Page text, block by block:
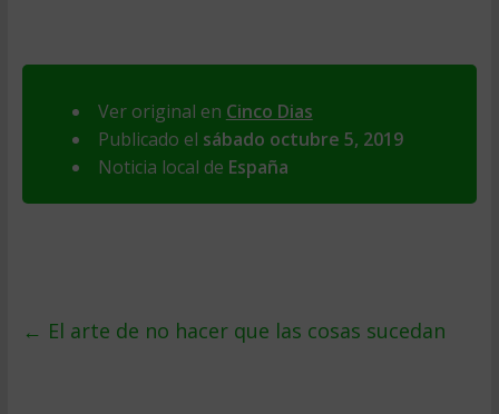
Ver original en Cinco Dias
Publicado el sábado octubre 5, 2019
Noticia local de España
← El arte de no hacer que las cosas sucedan